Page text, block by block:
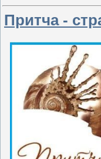
Притча -